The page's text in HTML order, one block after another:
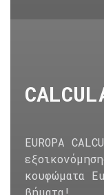
EUROPA
κουφώματα
βήματα!